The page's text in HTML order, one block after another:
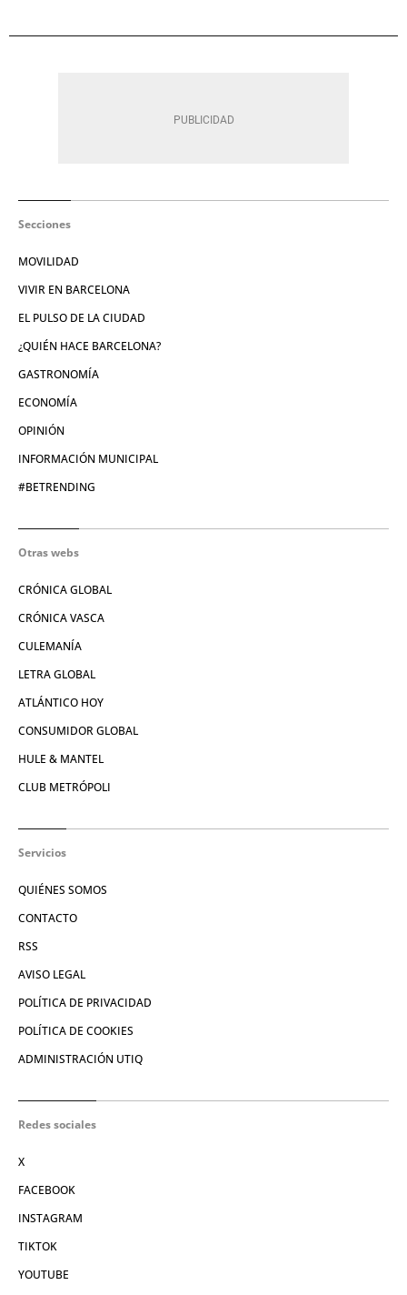
Secciones
MOVILIDAD
VIVIR EN BARCELONA
EL PULSO DE LA CIUDAD
¿QUIÉN HACE BARCELONA?
GASTRONOMÍA
ECONOMÍA
OPINIÓN
INFORMACIÓN MUNICIPAL
#BETRENDING
Otras webs
CRÓNICA GLOBAL
CRÓNICA VASCA
CULEMANÍA
LETRA GLOBAL
ATLÁNTICO HOY
CONSUMIDOR GLOBAL
HULE & MANTEL
CLUB METRÓPOLI
Servicios
QUIÉNES SOMOS
CONTACTO
RSS
AVISO LEGAL
POLÍTICA DE PRIVACIDAD
POLÍTICA DE COOKIES
ADMINISTRACIÓN UTIQ
Redes sociales
X
FACEBOOK
INSTAGRAM
TIKTOK
YOUTUBE